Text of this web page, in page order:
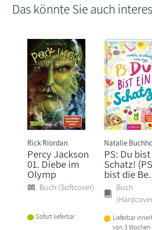
Das könnte Sie auch
Rick Riordan
Percy Jackson
01. Diebe im
Olymp
Buch (Softcover)
Sofort lieferbar
Natalie
PS: Du
Schatz!
bist die
Buch
Lieferbar
von 3 Wochen